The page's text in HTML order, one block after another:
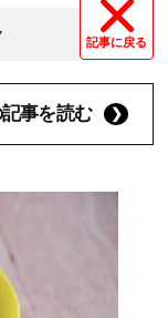
記事に戻る
記事を読む